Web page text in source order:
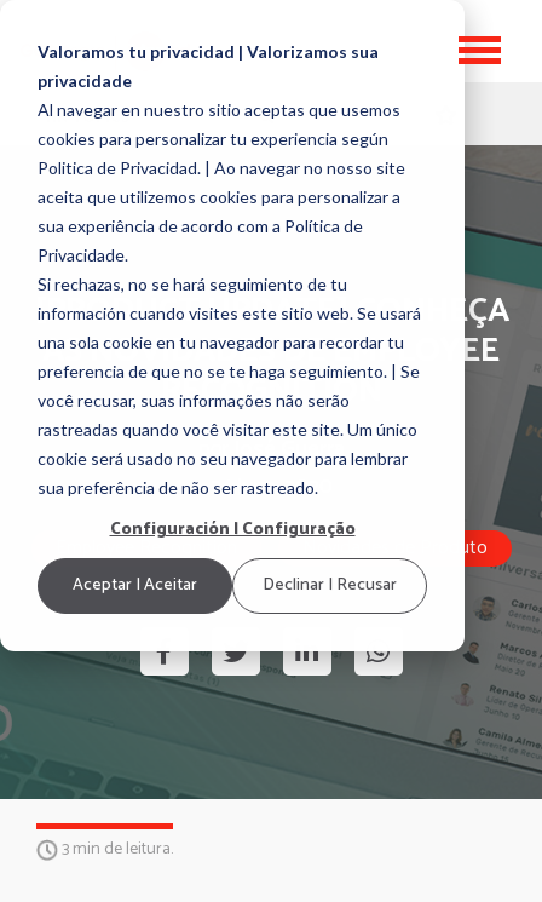
Valoramos tu privacidad | Valorizamos sua
privacidade
Al navegar en nuestro sitio aceptas que usemos
cookies para personalizar tu experiencia según
Politica de Privacidad. | Ao navegar no nosso site
aceita que utilizemos cookies para personalizar a
sua experiência de acordo com a Política de
Privacidade.
Si rechazas, no se hará seguimiento de tu
información cuando visites este sitio web. Se usará
una sola cookie en tu navegador para recordar tu
preferencia de que no se te haga seguimiento. | Se
você recusar, suas informações não serão
rastreadas quando você visitar este site. Um único
cookie será usado no seu navegador para lembrar
sua preferência de não ser rastreado.
Configuración | Configuração
Aceptar | Aceitar Declinar | Recusar
HR TOPICS
[PRODUCT UPDATE] CONHEÇA
AS NOVIDADES DE EMPLOYEE
RECOGNITION
porJosé Guerra
24 June, 2020
Employee Recognition Novidades de Produto
3 min de leitura.